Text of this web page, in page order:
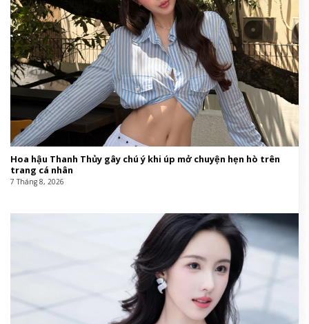
Hoa hậu Thanh Thủy gây chú ý khi úp mở chuyện hẹn hò trên
trang cá nhân
7 Tháng 8, 2026